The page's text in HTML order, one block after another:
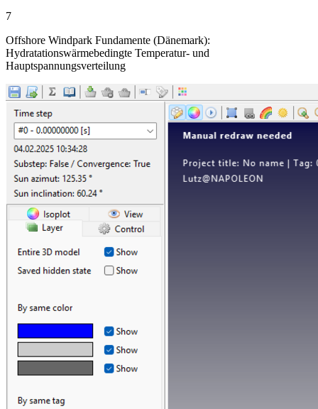
7
Offshore Windpark Fundamente (Dänemark):
Hydratationswärmebedingte Temperatur- und
Hauptspannungsverteilung